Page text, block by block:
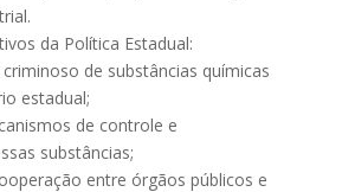
da Política Estadual:
de substâncias químicas
estadual;
de controle e
substâncias;
entre órgãos públicos e